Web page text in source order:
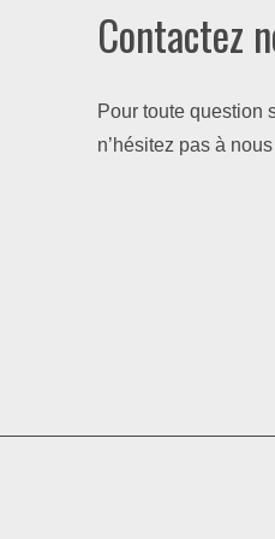
Contactez
Pour toute question
n’hésitez pas à